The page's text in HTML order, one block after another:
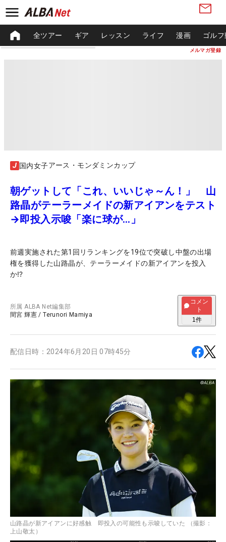
メルマガ登録
全ツアー ギア レッスン ライフ 漫画 ゴル
国内女子アース・モンダミンカップ
朝ゲットして「これ、いいじゃ～ん！」 山
路晶がテーラーメイドの新アイアンをテスト
→即投入示唆「楽に球が…」
前週実施された第1回リランキングを19位で突破し中盤の出場
権を獲得した山路晶が、テーラーメイドの新アイアンを投入
か⁉
所属ALBA Net編集部
間宮 輝憲 /Terunori Mamiya
コメン
ト
1件
配信日時： 2024年6月20日 07時45分
山路晶が新アイアンに好感触 即投入の可能性も示唆していた （撮影：
上山敬太）